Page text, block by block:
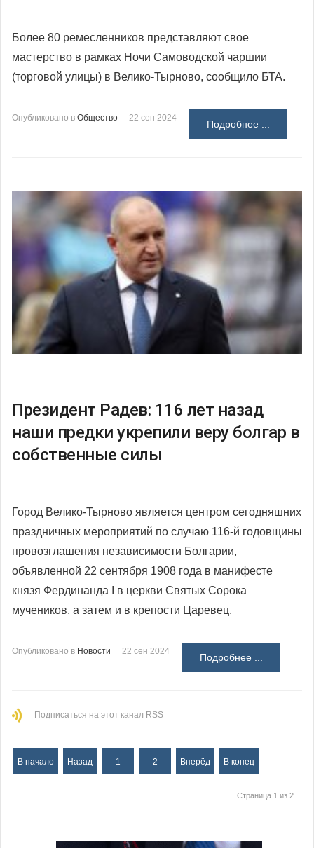
Более 80 ремесленников представляют свое
мастерство в рамках Ночи Самоводской чаршии
(торговой улицы) в Велико-Тырново, сообщило БТА.
Опубликовано в Общество 22 сен 2024
Подробнее ...
Президент Радев: 116 лет назад
наши предки укрепили веру болгар в
собственные силы
Город Велико-Тырново является центром сегодняшних
праздничных мероприятий по случаю 116-й годовщины
провозглашения независимости Болгарии,
объявленной 22 сентября 1908 года в манифесте
князя Фердинанда I в церкви Святых Сорока
мучеников, а затем и в крепости Царевец.
Опубликовано в Новости 22 сен 2024
Подробнее ...
Подписаться на этот канал RSS
В начало Назад 1 2 Вперёд В конец
Страница 1 из 2